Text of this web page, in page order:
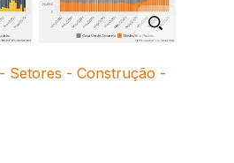
Setores - Construção -